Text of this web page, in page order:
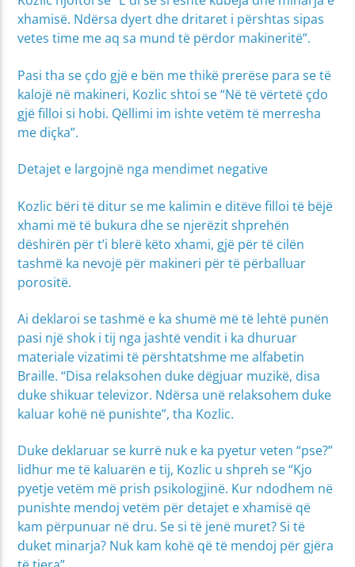
xhamisë. Ndërsa dyert dhe dritaret i përshtas sipas
vetes time me aq sa mund të përdor makineritë”.
Pasi tha se çdo gjë e bën me thikë prerëse para se të
kalojë në makineri, Kozlic shtoi se “Në të vërtetë çdo
gjë filloi si hobi. Qëllimi im ishte vetëm të merresha
me diçka”.
Detajet e largojnë nga mendimet negative
Kozlic bëri të ditur se me kalimin e ditëve filloi të bëjë
xhami më të bukura dhe se njerëzit shprehën
dëshirën për t’i blerë këto xhami, gjë për të cilën
tashmë ka nevojë për makineri për të përballuar
porositë.
Ai deklaroi se tashmë e ka shumë më të lehtë punën
pasi një shok i tij nga jashtë vendit i ka dhuruar
materiale vizatimi të përshtatshme me alfabetin
Braille. “Disa relaksohen duke dëgjuar muzikë, disa
duke shikuar televizor. Ndërsa unë relaksohem duke
kaluar kohë në punishte”, tha Kozlic.
Duke deklaruar se kurrë nuk e ka pyetur veten “pse?”
lidhur me të kaluarën e tij, Kozlic u shpreh se “Kjo
pyetje vetëm më prish psikologjinë. Kur ndodhem në
punishte mendoj vetëm për detajet e xhamisë që
kam përpunuar në dru. Se si të jenë muret? Si të
duket minarja? Nuk kam kohë që të mendoj për gjëra